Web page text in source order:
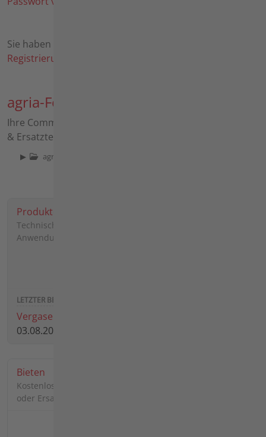
Sie haben noch keine Zugangsdaten? Hier geht es zur
Registrierung
agria-Forum
Ihre Community für Maschinen, Anbaugeräte, Zubehöre
& Ersatzteile
▶ agria-Forum
Produkte
Technische Fragen, Erfahrungen und
Anwendungshinweise
Vergaser für agria 3600
03.08.2026 12:14 von
Bieten
Kostenlos gebrauchte Maschinen, Anbaugeräte, Zubehöre
oder Ersatzteile zum Verkauf anbieten.